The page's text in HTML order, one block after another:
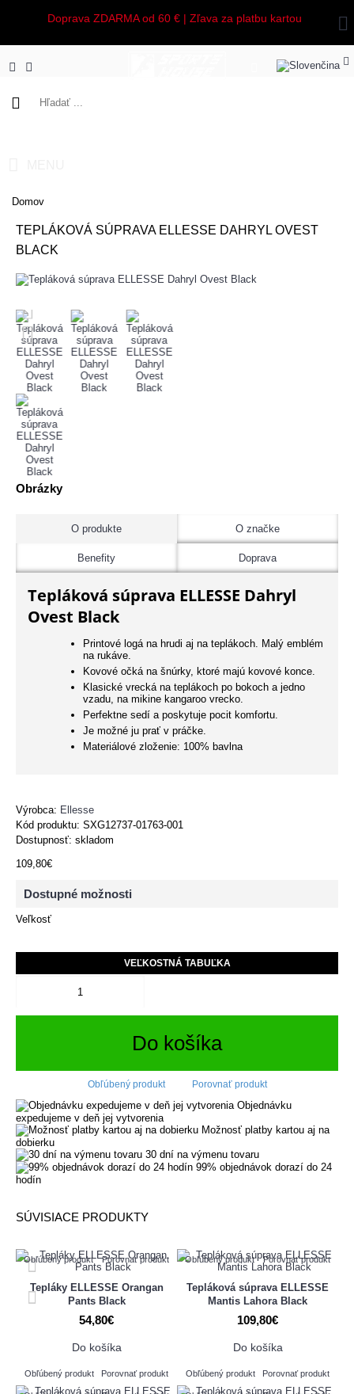
Doprava ZDARMA od 60 € | Zľava za platbu kartou
Domov
TEPLÁKOVÁ SÚPRAVA ELLESSE DAHRYL OVEST
BLACK
Obrázky
O produkte O značke
Benefity Doprava
Tepláková súprava ELLESSE Dahryl
Ovest Black
Printové logá na hrudi aj na teplákoch. Malý emblém
na rukáve.
Kovové očká na šnúrky, ktoré majú kovové konce.
Klasické vrecká na teplákoch po bokoch a jedno
vzadu, na mikine kangaroo vrecko.
Perfektne sedí a poskytuje pocit komfortu.
Je možné ju prať v práčke.
Materiálové zloženie: 100% bavlna
Výrobca: Ellesse
Kód produktu: SXG12737-01763-001
Dostupnosť: skladom
109,80€
Dostupné možnosti
Veľkosť
VEĽKOSTNÁ TABUĽKA
Do košíka
Obľúbený produkt Porovnať produkt
Objednávku
expedujeme v deň jej vytvorenia
Možnosť platby kartou aj na
dobierku
30 dní na výmenu tovaru
99% objednávok dorazí do 24
hodín
SÚVISIACE PRODUKTY
Obľúbený produkt Porovnať produkt
Tepláky ELLESSE Orangan
Pants Black
54,80€
Do košíka
Obľúbený produkt Porovnať produkt
Obľúbený produkt Porovnať produkt
Tepláková súprava ELLESSE
Mantis Lahora Black
109,80€
Do košíka
Obľúbený produkt Porovnať produkt